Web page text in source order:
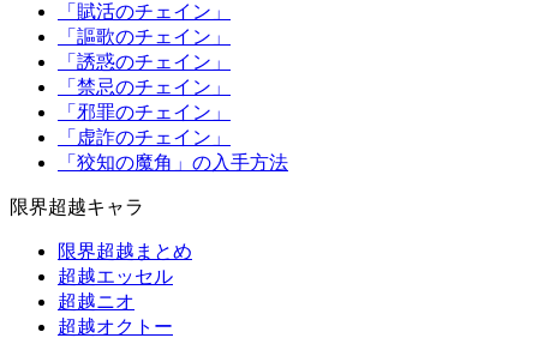
「賦活のチェイン」
「謳歌のチェイン」
「誘惑のチェイン」
「禁忌のチェイン」
「邪罪のチェイン」
「虚詐のチェイン」
「狡知の魔角」の入手方法
限界超越キャラ
限界超越まとめ
超越エッセル
超越ニオ
超越オクトー